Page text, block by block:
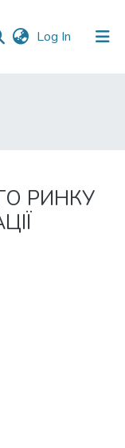
Log In (current)
РИНКУ